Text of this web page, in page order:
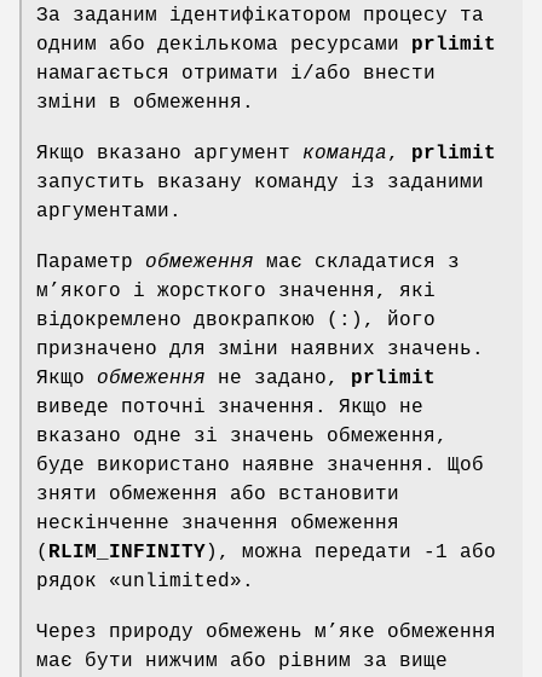
За заданим ідентифікатором процесу та
одним або декількома ресурсами prlimit
намагається отримати і/або внести
зміни в обмеження.
Якщо вказано аргумент команда, prlimit
запустить вказану команду із заданими
аргументами.
Параметр обмеження має складатися з
м’якого і жорсткого значення, які
відокремлено двокрапкою (:), його
призначено для зміни наявних значень.
Якщо обмеження не задано, prlimit
виведе поточні значення. Якщо не
вказано одне зі значень обмеження,
буде використано наявне значення. Щоб
зняти обмеження або встановити
нескінченне значення обмеження
( RLIM_INFINITY), можна передати -1 або
рядок «unlimited».
Через природу обмежень м’яке обмеження
має бути нижчим або рівним за вище